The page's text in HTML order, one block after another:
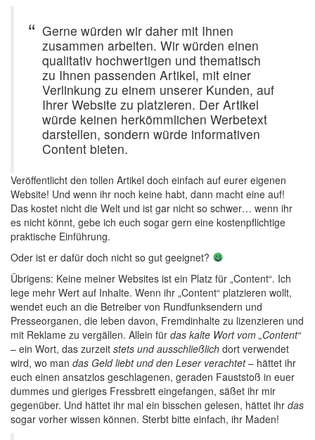
Gerne würden wir daher mit Ihnen
zusammen arbeiten. Wir würden einen
qualitativ hochwertigen und thematisch
zu Ihnen passenden Artikel, mit einer
Verlinkung zu einem unserer Kunden, auf
Ihrer Website zu platzieren. Der Artikel
würde keinen herkömmlichen Werbetext
darstellen, sondern würde informativen
Content bieten.
Veröffentlicht den tollen Artikel doch einfach auf eurer eigenen
Website! Und wenn ihr noch keine habt, dann macht eine auf!
Das kostet nicht die Welt und ist gar nicht so schwer… wenn ihr
es nicht könnt, gebe ich euch sogar gern eine kostenpflichtige
praktische Einführung.
Oder ist er dafür doch nicht so gut geeignet?
Übrigens: Keine meiner Websites ist ein Platz für „Content“. Ich
lege mehr Wert auf Inhalte. Wenn ihr „Content“ platzieren wollt,
wendet euch an die Betreiber von Rundfunksendern und
Presseorganen, die leben davon, Fremdinhalte zu lizenzieren und
mit Reklame zu vergällen. Allein für das kalte Wort vom „Content“
– ein Wort, das zurzeit stets und ausschließlich dort verwendet
wird, wo man das Geld liebt und den Leser verachtet– hättet ihr
euch einen ansatzlos geschlagenen, geraden Fauststoß in euer
dummes und gieriges Fressbrett eingefangen, säßet ihr mir
gegenüber. Und hättet ihr mal ein bisschen gelesen, hättet ihr das
sogar vorher wissen können. Sterbt bitte einfach, ihr Maden!